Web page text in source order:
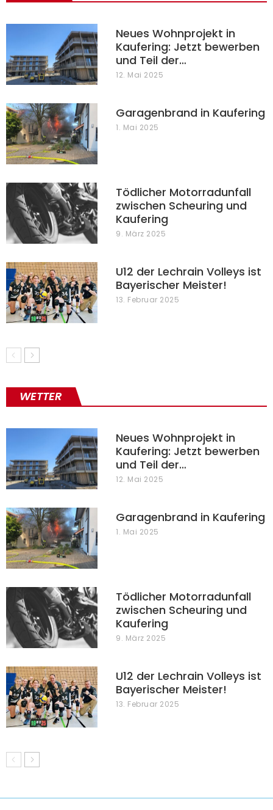
Neues Wohnprojekt in
Kaufering: Jetzt bewerben
und Teil der…
12. Mai 2025
Garagenbrand in Kaufering
1. Mai 2025
Tödlicher Motorradunfall
zwischen Scheuring und
Kaufering
9. März 2025
U12 der Lechrain Volleys ist
Bayerischer Meister!
13. Februar 2025
WETTER
Neues Wohnprojekt in
Kaufering: Jetzt bewerben
und Teil der…
12. Mai 2025
Garagenbrand in Kaufering
1. Mai 2025
Tödlicher Motorradunfall
zwischen Scheuring und
Kaufering
9. März 2025
U12 der Lechrain Volleys ist
Bayerischer Meister!
13. Februar 2025